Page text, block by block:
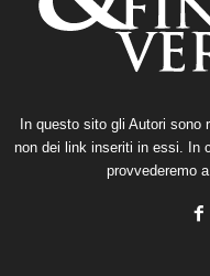
In questo sito gli Autori sono
non dei link inseriti in essi. In
provvederemo